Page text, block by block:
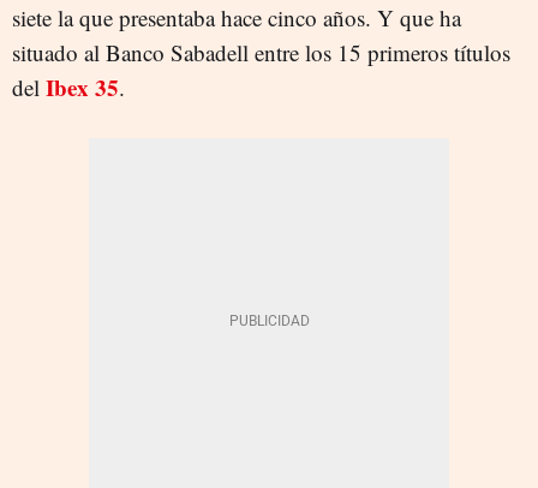
siete la que presentaba hace cinco años. Y que ha
situado al Banco Sabadell entre los 15 primeros títulos
del Ibex 35.